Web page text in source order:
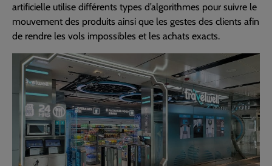
artificielle utilise différents types d’algorithmes pour suivre le
mouvement des produits ainsi que les gestes des clients afin
de rendre les vols impossibles et les achats exacts.